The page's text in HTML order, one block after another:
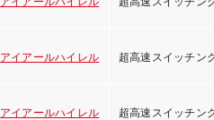
アイアールハイレル 超高速スイッチン
アイアールハイレル 超高速スイッチン